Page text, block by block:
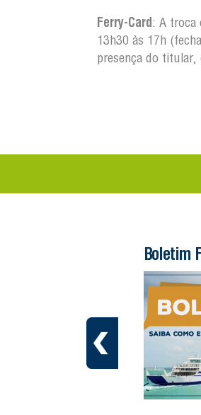
Ferry-Card: A troca
13h30 às 17h
presença do
Boletim